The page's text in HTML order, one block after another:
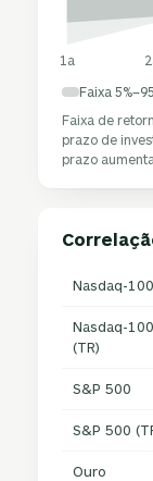
1a
Faixa
Faixa de
prazo de
prazo aumenta.
Nasdaq-100
Nasdaq-100
(TR)
S&P 500
S&P 500
Ouro